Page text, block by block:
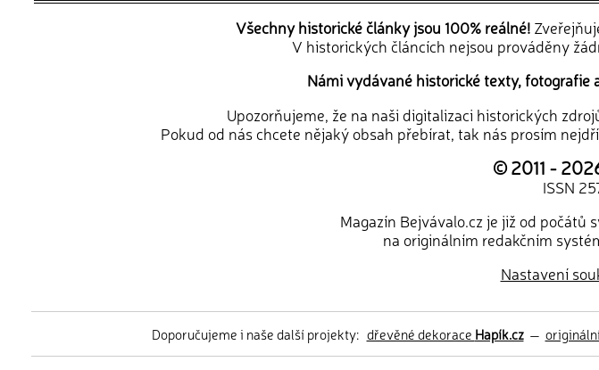
Všechny historické články jsou 100% reálné!
V historických článcích nejsou prováděny
Námi vydávané historické texty, fotografie
Upozorňujeme, že na naši digitalizaci historických
Pokud od nás chcete nějaký obsah přebírat, tak nás prosím
© 2011 -
ISSN
Magazín Bejvávalo.cz je již od počátů
na originálním redakčním
Nastavení
Doporučujeme i naše další projekty: dřevěné dekorace Hapík.cz—